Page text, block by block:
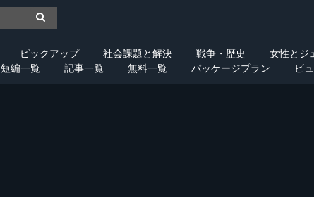
ピックアップ 社会課題と解決 戦争・歴史 女性とジ
短編一覧 記事一覧 無料一覧 パッケージプラン ビ